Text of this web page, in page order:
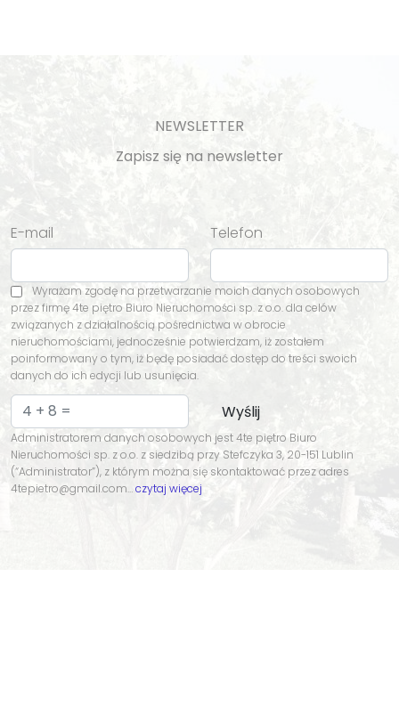
NEWSLETTER
Zapisz się na newsletter
E-mail Telefon
Wyrażam zgodę na przetwarzanie moich danych osobowych
przez firmę 4te piętro Biuro Nieruchomości sp. z o.o. dla celów
związanych z działalnością pośrednictwa w obrocie
nieruchomościami, jednocześnie potwierdzam, iż zostałem
poinformowany o tym, iż będę posiadać dostęp do treści swoich
danych do ich edycji lub usunięcia.
Administratorem danych osobowych jest 4te piętro Biuro
Nieruchomości sp. z o.o. z siedzibą przy Stefczyka 3, 20-151 Lublin
(“Administrator”), z którym można się skontaktować przez adres
4tepietro@gmail.com…czytaj więcej